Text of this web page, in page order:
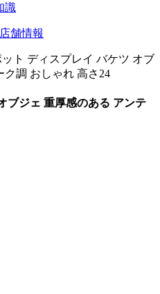
識
舗情報
ット ディスプレイ バケツ オブ
ク調 おしゃれ 高さ24
ブジェ 重厚感のある アンテ